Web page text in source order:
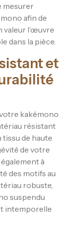
mesurer
afin de
valeur l’œuvre
dans la pièce.
et
kakémono
résistant
de haute
de votre
à
des motifs au
robuste,
suspendu
intemporelle